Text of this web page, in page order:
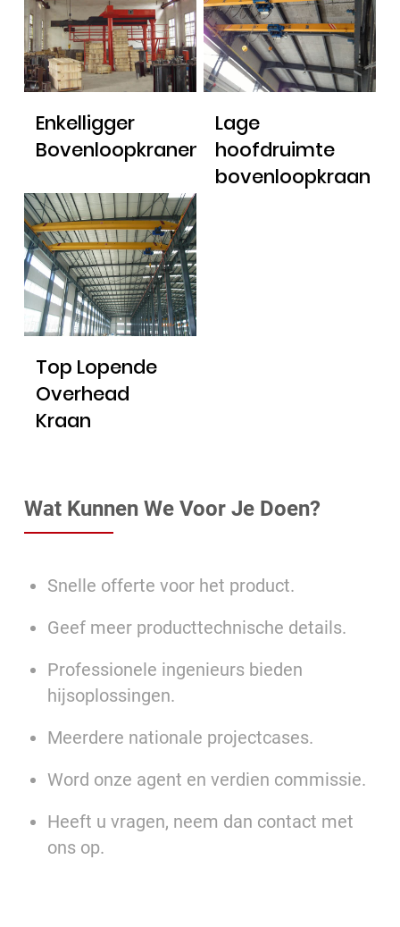
Enkelligger
Bovenloopkranen
Lage
hoofdruimte
bovenloopkraan
Top Lopende
Overhead
Kraan
Wat Kunnen We Voor Je Doen?
Snelle offerte voor het product.
Geef meer producttechnische details.
Professionele ingenieurs bieden
hijsoplossingen.
Meerdere nationale projectcases.
Word onze agent en verdien commissie.
Heeft u vragen, neem dan contact met
ons op.